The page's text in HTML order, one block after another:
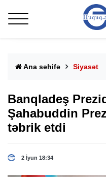
Ana səhifə Siyasət
Banqladeş
Şahabuddin
təbrik etdi
2 İyun 18:34